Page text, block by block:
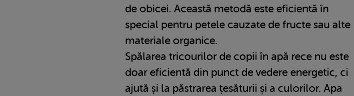
de obicei. Această metodă este eficientă în
special pentru petele cauzate de fructe sau alte
materiale organice.
Spălarea tricourilor de copii în apă rece nu este
doar eficientă din punct de vedere energetic, ci
ajută și la păstrarea țesăturii și a culorilor. Apa